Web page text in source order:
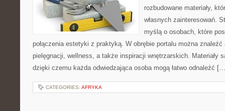
rozbudowane materiały,
własnych zainteresowań.
myślą o osobach, które
połączenia estetyki z praktyką. W obrębie portalu można
pielęgnacji, wellness, a także inspiracji wnętrzarskich. Materiały
dzięki czemu każda odwiedzająca osoba mogą łatwo odnaleźć
CATEGORIES: AFRYKA